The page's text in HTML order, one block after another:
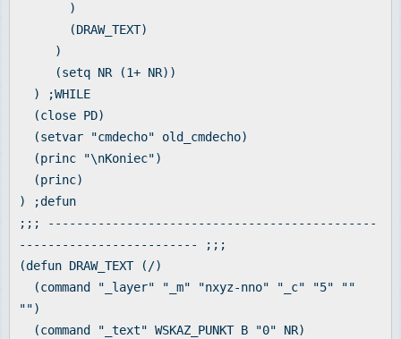
)
(DRAW_TEXT)
)
(setq NR (1+ NR))
) ;WHILE
(close PD)
(setvar "cmdecho" old_cmdecho)
(princ "\nKoniec")
(princ)
) ;defun
;;; ----------------------------------------------
------------------------- ;;;
(defun DRAW_TEXT (/)
(command "_layer" "_m" "nxyz-nno" "_c" "5" ""
"")
(command "_text" WSKAZ_PUNKT B "0" NR)